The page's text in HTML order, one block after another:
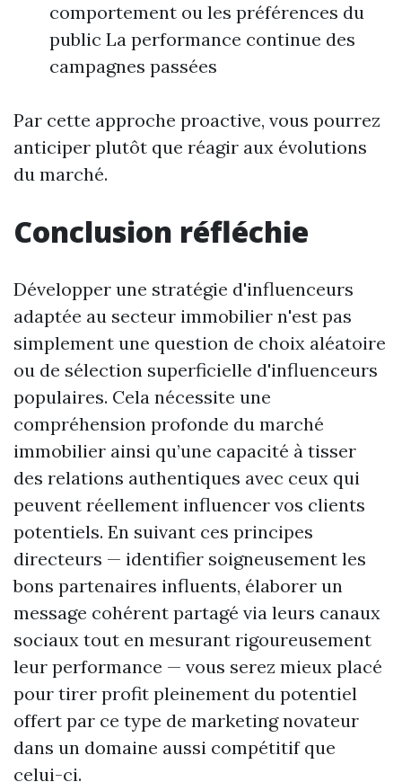
comportement ou les préférences du
public La performance continue des
campagnes passées
Par cette approche proactive, vous pourrez
anticiper plutôt que réagir aux évolutions
du marché.
Conclusion réfléchie
Développer une stratégie d'influenceurs
adaptée au secteur immobilier n'est pas
simplement une question de choix aléatoire
ou de sélection superficielle d'influenceurs
populaires. Cela nécessite une
compréhension profonde du marché
immobilier ainsi qu’une capacité à tisser
des relations authentiques avec ceux qui
peuvent réellement influencer vos clients
potentiels. En suivant ces principes
directeurs — identifier soigneusement les
bons partenaires influents, élaborer un
message cohérent partagé via leurs canaux
sociaux tout en mesurant rigoureusement
leur performance — vous serez mieux placé
pour tirer profit pleinement du potentiel
offert par ce type de marketing novateur
dans un domaine aussi compétitif que
celui-ci.